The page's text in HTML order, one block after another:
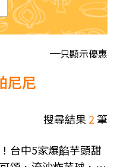
只顯示優惠
尼尼
搜尋結果2筆
台中5家爆餡芋頭甜